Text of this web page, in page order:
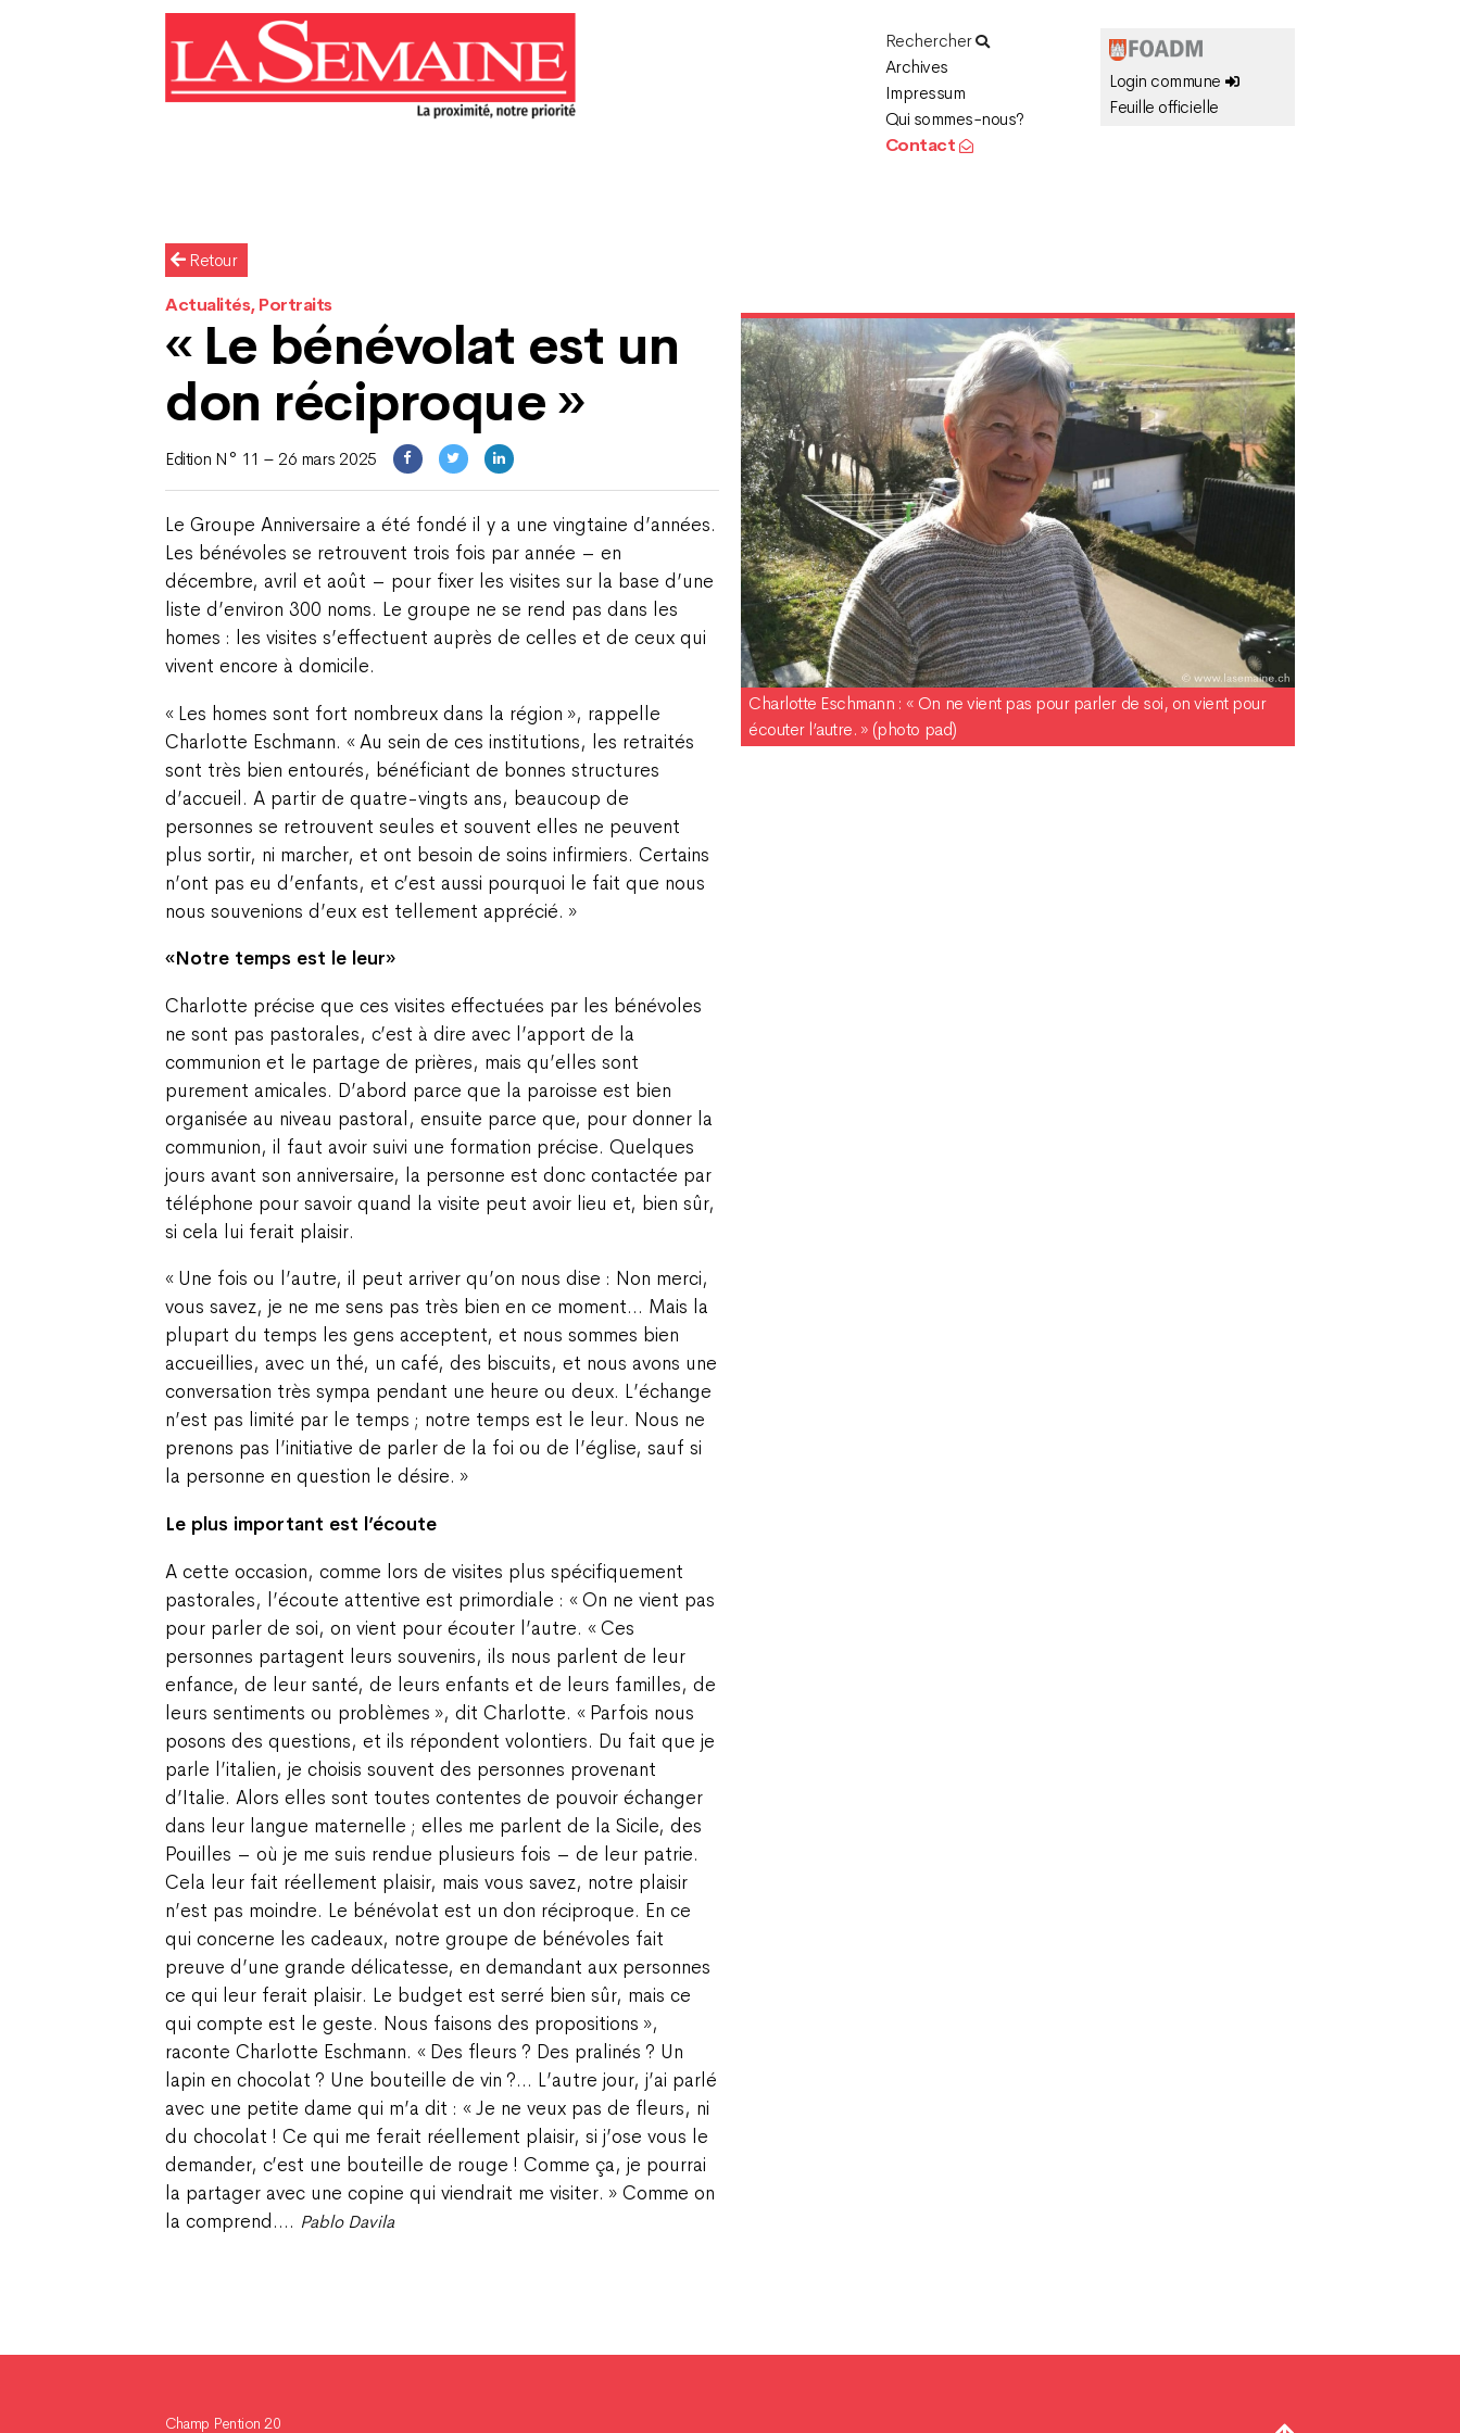
Rechercher
Archives
Impressum
Qui sommes-nous?
Contact
Login commune
Feuille officielle
Retour
Actualités, Portraits
« Le bénévolat est un
don réciproque »
Edition N° 11 – 26 mars 2025
Le Groupe Anniversaire a été fondé il y a une vingtaine d’années.
Les bénévoles se retrouvent trois fois par année – en
décembre, avril et août – pour fixer les visites sur la base d’une
liste d’environ 300 noms. Le groupe ne se rend pas dans les
homes : les visites s’effectuent auprès de celles et de ceux qui
vivent encore à domicile.
« Les homes sont fort nombreux dans la région », rappelle
Charlotte Eschmann. « Au sein de ces institutions, les retraités
sont très bien entourés, bénéficiant de bonnes structures
d’accueil. A partir de quatre-vingts ans, beaucoup de
personnes se retrouvent seules et souvent elles ne peuvent
plus sortir, ni marcher, et ont besoin de soins infirmiers. Certains
n’ont pas eu d’enfants, et c’est aussi pourquoi le fait que nous
nous souvenions d’eux est tellement apprécié. »
«Notre temps est le leur»
Charlotte précise que ces visites effectuées par les bénévoles
ne sont pas pastorales, c’est à dire avec l’apport de la
communion et le partage de prières, mais qu’elles sont
purement amicales. D’abord parce que la paroisse est bien
organisée au niveau pastoral, ensuite parce que, pour donner la
communion, il faut avoir suivi une formation précise. Quelques
jours avant son anniversaire, la personne est donc contactée par
téléphone pour savoir quand la visite peut avoir lieu et, bien sûr,
si cela lui ferait plaisir.
« Une fois ou l’autre, il peut arriver qu’on nous dise : Non merci,
vous savez, je ne me sens pas très bien en ce moment… Mais la
plupart du temps les gens acceptent, et nous sommes bien
accueillies, avec un thé, un café, des biscuits, et nous avons une
conversation très sympa pendant une heure ou deux. L’échange
n’est pas limité par le temps ; notre temps est le leur. Nous ne
prenons pas l’initiative de parler de la foi ou de l’église, sauf si
la personne en question le désire. »
Le plus important est l’écoute
A cette occasion, comme lors de visites plus spécifiquement
pastorales, l’écoute attentive est primordiale : « On ne vient pas
pour parler de soi, on vient pour écouter l’autre. « Ces
personnes partagent leurs souvenirs, ils nous parlent de leur
enfance, de leur santé, de leurs enfants et de leurs familles, de
leurs sentiments ou problèmes », dit Charlotte. « Parfois nous
posons des questions, et ils répondent volontiers. Du fait que je
parle l’italien, je choisis souvent des personnes provenant
d’Italie. Alors elles sont toutes contentes de pouvoir échanger
dans leur langue maternelle ; elles me parlent de la Sicile, des
Pouilles – où je me suis rendue plusieurs fois – de leur patrie.
Cela leur fait réellement plaisir, mais vous savez, notre plaisir
n’est pas moindre. Le bénévolat est un don réciproque. En ce
qui concerne les cadeaux, notre groupe de bénévoles fait
preuve d’une grande délicatesse, en demandant aux personnes
ce qui leur ferait plaisir. Le budget est serré bien sûr, mais ce
qui compte est le geste. Nous faisons des propositions »,
raconte Charlotte Eschmann. « Des fleurs ? Des pralinés ? Un
lapin en chocolat ? Une bouteille de vin ?… L’autre jour, j’ai parlé
avec une petite dame qui m’a dit : « Je ne veux pas de fleurs, ni
du chocolat ! Ce qui me ferait réellement plaisir, si j’ose vous le
demander, c’est une bouteille de rouge ! Comme ça, je pourrai
la partager avec une copine qui viendrait me visiter. » Comme on
la comprend…. Pablo Davila
Charlotte Eschmann : « On ne vient pas pour parler de soi, on vient pour
écouter l’autre. » (photo pad)
Champ Pention 20